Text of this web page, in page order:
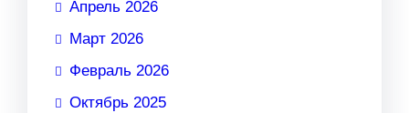
Апрель 2026
Март 2026
Февраль 2026
Октябрь 2025